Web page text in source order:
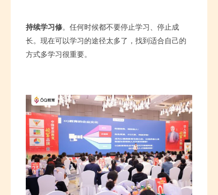
持续学习修。任何时候都不要停止学习、停止成
长。现在可以学习的途径太多了，找到适合自己的
方式多学习很重要。